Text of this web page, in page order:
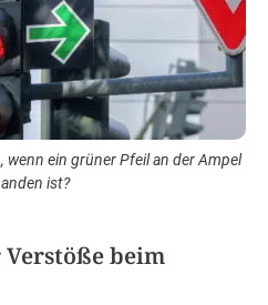
wenn ein grüner Pfeil an der Ampel
ist?
beim